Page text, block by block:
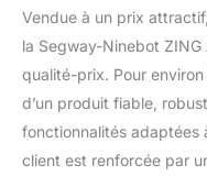
Vendue à un prix
la Segway-Ninebot
qualité-prix. Pour
d’un produit fiable,
fonctionnalités adaptées
client est renforcée par